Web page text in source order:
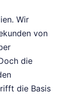
Wir
von
die
die Basis